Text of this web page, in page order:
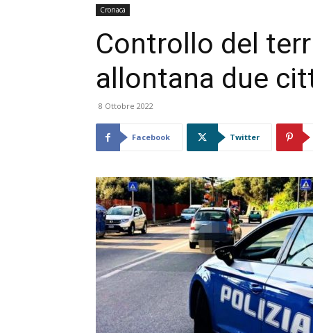
Cronaca
Controllo del
allontana due
8 Ottobre 2022
Facebook Twitter